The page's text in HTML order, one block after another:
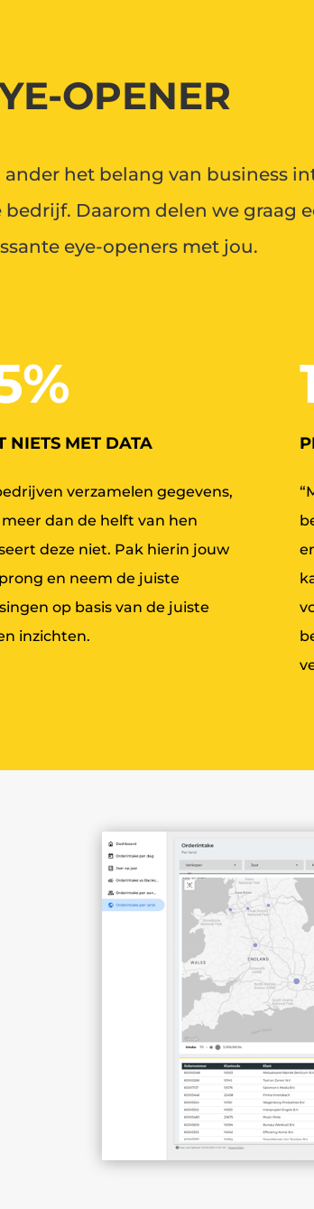
OPENER
het belang van business
bedrijf. Daarom delen we graag
eye-openers met jou.
%
NIETS MET DATA
verzamelen gegevens,
dan de helft van hen
deze niet. Pak hierin jouw
en neem de juiste
op basis van de juiste
inzichten.